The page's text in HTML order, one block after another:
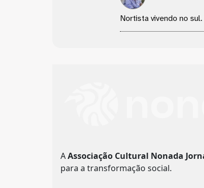
Nortista vivendo no
AAssociação Cultural Nonada
para a transformação social.